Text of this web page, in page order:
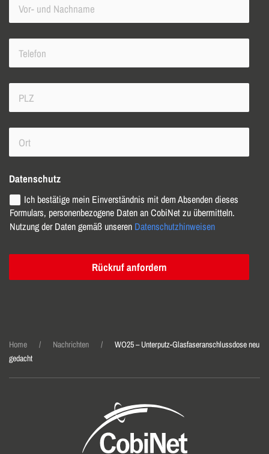
Datenschutz
Ich bestätige mein Einverständnis mit dem Absenden dieses
Formulars, personenbezogene Daten an CobiNet zu übermitteln.
Nutzung der Daten gemäß unseren Datenschutzhinweisen
Rückruf anfordern
Home Nachrichten
WO25 – Unterputz-Glasfaser­anschluss­dose neu
gedacht